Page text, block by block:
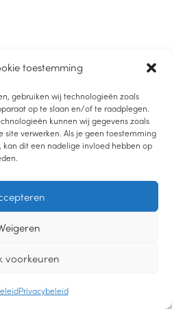
toestemming
gebruiken wij technologieën zoals
op te slaan en/of te raadplegen.
kunnen wij gegevens zoals
site verwerken. Als je geen toestemming
dit een nadelige invloed hebben op
voorkeuren
Privacybeleid